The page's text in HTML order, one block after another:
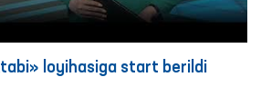
loyihasiga start berildi